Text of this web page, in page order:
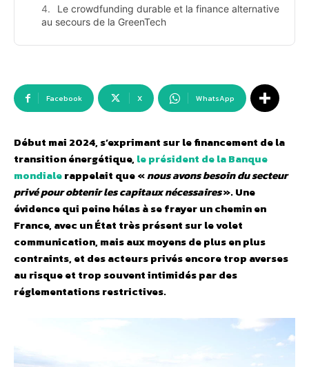
Le crowdfunding durable et la finance alternative
au secours de la GreenTech
Facebook X WhatsApp
Début mai 2024, s’exprimant sur le financement de la
transition énergétique,le président de la Banque
mondialerappelait que «nous avons besoin du secteur
privé pour obtenir les capitaux nécessaires». Une
évidence qui peine hélas à se frayer un chemin en
France, avec un État très présent sur le volet
communication, mais aux moyens de plus en plus
contraints, et des acteurs privés encore trop averses
au risque et trop souvent intimidés par des
réglementations restrictives.